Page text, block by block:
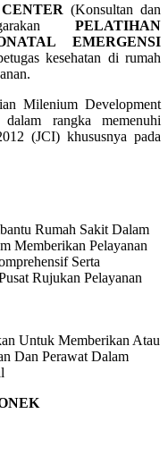
(Konsultan dan
PELATIHAN
EMERGENSI
kesehatan di rumah
Milenium Development
rangka memenuhi
(JCI) khususnya pada
Rumah Sakit Dalam
Memberikan Pelayanan
Serta
Rujukan Pelayanan
Untuk Memberikan Atau
Dan Perawat Dalam